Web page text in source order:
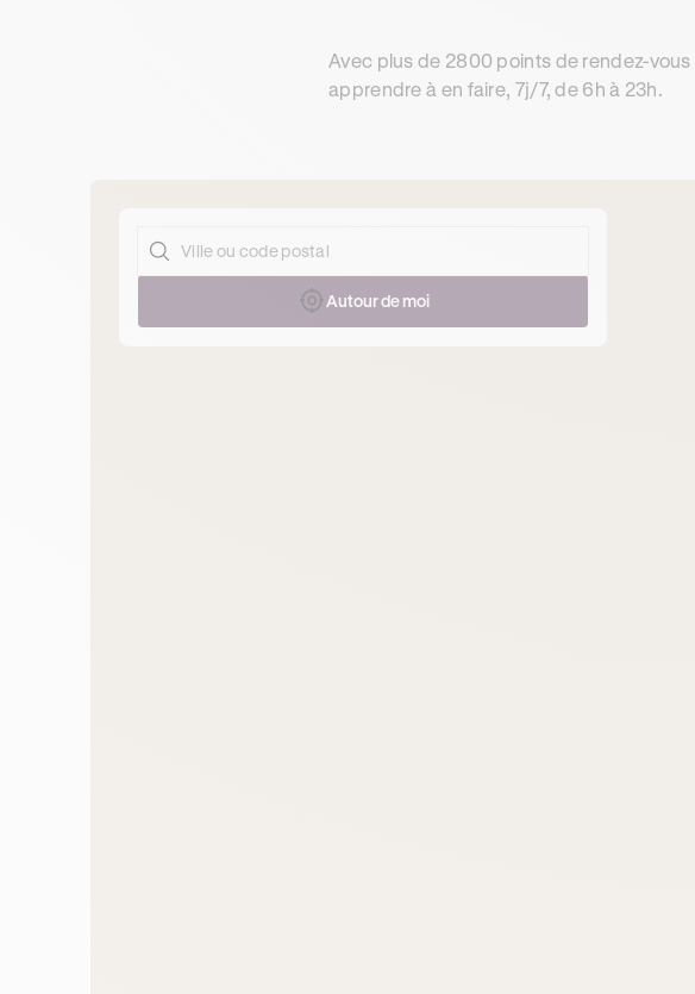
Avec plus de 2800 points de rendez-
apprendre à en faire, 7j/7, de 6h à 23h.
Autour de moi